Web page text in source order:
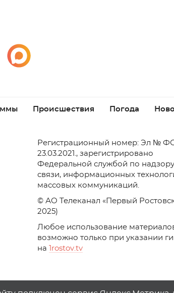
Происшествия Погода
Регистрационный номер: Эл №
23.03.2021., зарегистрировано
Федеральной службой по
связи, информационных
массовых коммуникаций.
© АО Телеканал «Первый
2025)
Любое использование
возможно только при указании
на
rostov.tv